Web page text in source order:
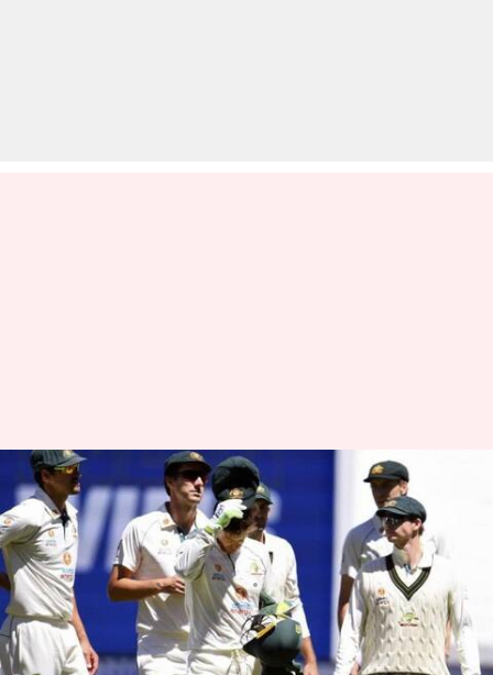
ऑस्ट्रेलिया का दक्षिण अफ्रीका दौरा
स्थगित, WTC फाइनल की रेस से हो
सकती है बाहर
लेखन Neeraj Pandey Feb 02, 2021 04:18 pm
क्या है खबर?